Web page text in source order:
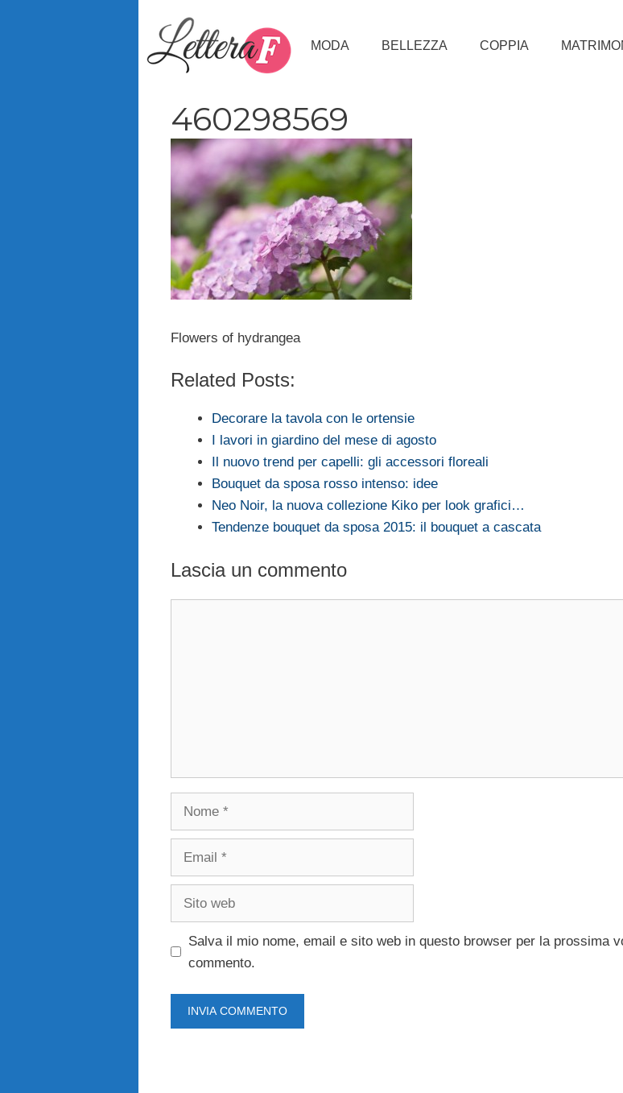
MODA BELLEZZA COPPIA
460298569
Flowers of hydrangea
Related Posts:
Decorare la tavola con le ortensie
I lavori in giardino del mese di agosto
Il nuovo trend per capelli: gli accessori floreali
Bouquet da sposa rosso intenso: idee
Neo Noir, la nuova collezione Kiko per look grafici…
Tendenze bouquet da sposa 2015: il bouquet a cascata
Lascia un commento
Salva il mio nome, email e sito web in questo browser per la prossima
commento.